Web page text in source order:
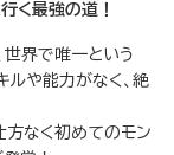
く最強の道！
世界で唯一という
ルや能力がなく、絶
方なく初めてのモン